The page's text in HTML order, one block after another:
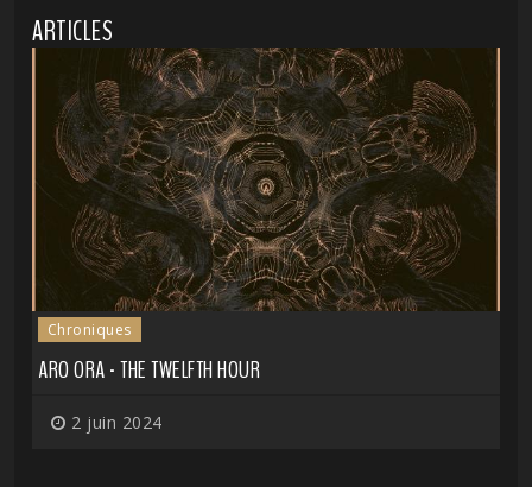
ARTICLES
Chroniques
ARO ORA - THE TWELFTH HOUR
2 juin 2024